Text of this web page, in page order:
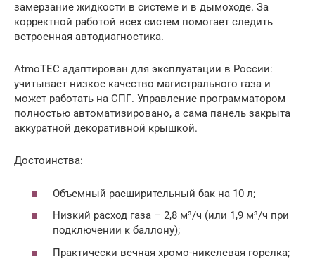
замерзание жидкости в системе и в дымоходе. За
корректной работой всех систем помогает следить
встроенная автодиагностика.
AtmoTEC адаптирован для эксплуатации в России:
учитывает низкое качество магистрального газа и
может работать на СПГ. Управление программатором
полностью автоматизировано, а сама панель закрыта
аккуратной декоративной крышкой.
Достоинства:
Объемный расширительный бак на 10 л;
Низкий расход газа – 2,8 м³/ч (или 1,9 м³/ч при
подключении к баллону);
Практически вечная хромо-никелевая горелка;